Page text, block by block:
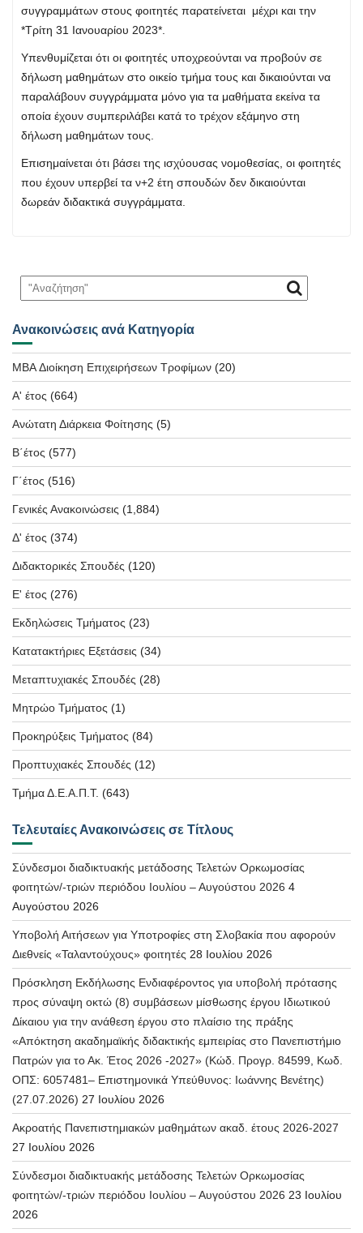
συγγραμμάτων στους φοιτητές παρατείνεται μέχρι και την
*Τρίτη 31 Ιανουαρίου 2023*.
Υπενθυμίζεται ότι οι φοιτητές υποχρεούνται να προβούν σε
δήλωση μαθημάτων στο οικείο τμήμα τους και δικαιούνται να
παραλάβουν συγγράμματα μόνο για τα μαθήματα εκείνα τα
οποία έχουν συμπεριλάβει κατά το τρέχον εξάμηνο στη
δήλωση μαθημάτων τους.
Επισημαίνεται ότι βάσει της ισχύουσας νομοθεσίας, οι φοιτητές
που έχουν υπερβεί τα ν+2 έτη σπουδών δεν δικαιούνται
δωρεάν διδακτικά συγγράμματα.
Ανακοινώσεις ανά Κατηγορία
MBA Διοίκηση Επιχειρήσεων Τροφίμων (20)
Α' έτος (664)
Ανώτατη Διάρκεια Φοίτησης (5)
Β΄έτος (577)
Γ΄έτος (516)
Γενικές Ανακοινώσεις (1,884)
Δ' έτος (374)
Διδακτορικές Σπουδές (120)
Ε' έτος (276)
Εκδηλώσεις Τμήματος (23)
Κατατακτήριες Εξετάσεις (34)
Μεταπτυχιακές Σπουδές (28)
Μητρώο Τμήματος (1)
Προκηρύξεις Τμήματος (84)
Προπτυχιακές Σπουδές (12)
Τμήμα Δ.Ε.Α.Π.Τ. (643)
Τελευταίες Ανακοινώσεις σε Τίτλους
Σύνδεσμοι διαδικτυακής μετάδοσης Τελετών Ορκωμοσίας
φοιτητών/-τριών περιόδου Ιουλίου – Αυγούστου 2026 4
Αυγούστου 2026
Υποβολή Αιτήσεων για Υποτροφίες στη Σλοβακία που αφορούν
Διεθνείς «Ταλαντούχους» φοιτητές 28 Ιουλίου 2026
Πρόσκληση Εκδήλωσης Ενδιαφέροντος για υποβολή πρότασης
προς σύναψη οκτώ (8) συμβάσεων μίσθωσης έργου Ιδιωτικού
Δίκαιου για την ανάθεση έργου στο πλαίσιο της πράξης
«Απόκτηση ακαδημαϊκής διδακτικής εμπειρίας στο Πανεπιστήμιο
Πατρών για το Ακ. Έτος 2026 -2027» (Κώδ. Προγρ. 84599, Κωδ.
ΟΠΣ: 6057481– Επιστημονικά Υπεύθυνος: Ιωάννης Βενέτης)
(27.07.2026) 27 Ιουλίου 2026
Ακροατής Πανεπιστημιακών μαθημάτων ακαδ. έτους 2026-2027
27 Ιουλίου 2026
Σύνδεσμοι διαδικτυακής μετάδοσης Τελετών Ορκωμοσίας
φοιτητών/-τριών περιόδου Ιουλίου – Αυγούστου 2026 23 Ιουλίου
2026